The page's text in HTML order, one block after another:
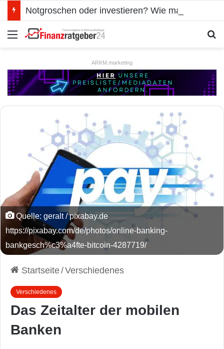
Menü
ARKM.marketing
Quelle: geralt / pixabay.de
https://pixabay.com/de/photos/online-banking-
bankgesch%c3%a4fte-bitcoin-4287719/
Startseite/Verschiedenes
Verschiedenes
Das Zeitalter der mobilen
Banken